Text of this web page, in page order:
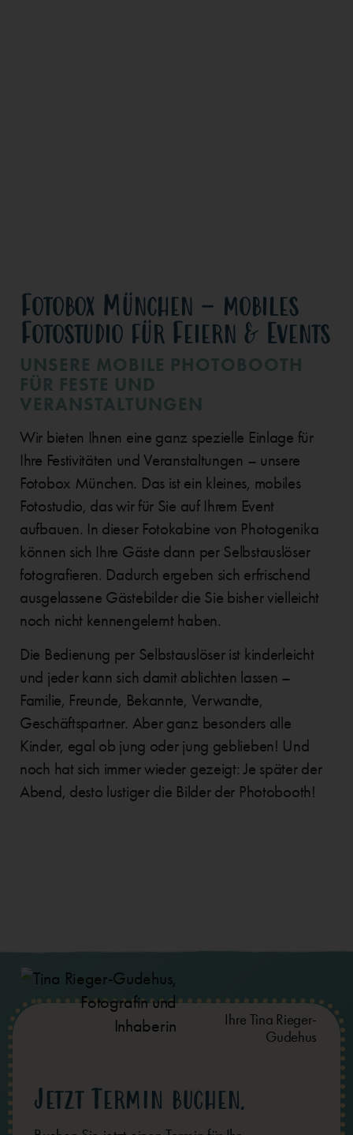
Fotobox München – mobiles
Fotostudio für Feiern & Events
UNSERE MOBILE PHOTOBOOTH
FÜR FESTE UND
VERANSTALTUNGEN
Wir bieten Ihnen eine ganz spezielle Einlage für
Ihre Festivitäten und Veranstaltungen – unsere
Fotobox München. Das ist ein kleines, mobiles
Fotostudio, das wir für Sie auf Ihrem Event
aufbauen. In dieser Fotokabine von Photogenika
können sich Ihre Gäste dann per Selbstauslöser
fotografieren. Dadurch ergeben sich erfrischend
ausgelassene Gästebilder die Sie bisher vielleicht
noch nicht kennengelernt haben.
Die Bedienung per Selbstauslöser ist kinderleicht
und jeder kann sich damit ablichten lassen –
Familie, Freunde, Bekannte, Verwandte,
Geschäftspartner. Aber ganz besonders alle
Kinder, egal ob jung oder jung geblieben! Und
noch hat sich immer wieder gezeigt: Je später der
Abend, desto lustiger die Bilder der Photobooth!
Jetzt Termin buchen.
Ihre Tina Rieger-
Gudehus